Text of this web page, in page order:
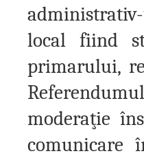
local fiind
primarului,
moderaţie
comunicare